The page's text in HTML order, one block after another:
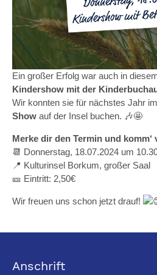
Ein großer Erfolg war auch in
Kindershow mit der
Wir konnten sie für nächstes Jahr im
Show auf der Insel buchen. 🎶🤩
Merke dir den Termin und komm‘
📆 Donnerstag, 18.07.2024 um
📍 Kulturinsel Borkum, großer Saal
🎫 Eintritt: 2,50€
Wir freuen uns schon jetzt drauf!
Anschrift